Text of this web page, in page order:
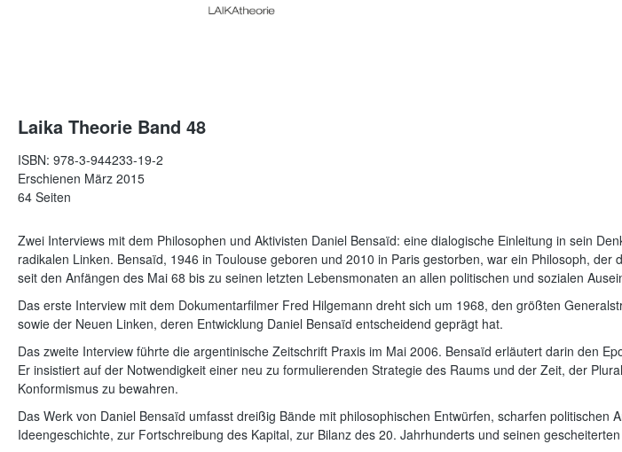
Laika Theorie Band 48
ISBN: 978-3-944233-19-2
Erschienen März 2015
64 Seiten
Zwei Interviews mit dem Philosophen und Aktivisten Daniel Bensaïd: eine dialogische Einleitung in sein
radikalen Linken. Bensaïd, 1946 in Toulouse geboren und 2010 in Paris gestorben, war ein Philosoph,
seit den Anfängen des Mai 68 bis zu seinen letzten Lebensmonaten an allen politischen und sozialen
Das erste Interview mit dem Dokumentarfilmer Fred Hilgemann dreht sich um 1968, den größten
sowie der Neuen Linken, deren Entwicklung Daniel Bensaïd entscheidend geprägt hat.
Das zweite Interview führte die argentinische Zeitschrift Praxis im Mai 2006. Bensaïd erläutert darin den
Er insistiert auf der Notwendigkeit einer neu zu formulierenden Strategie des Raums und der Zeit, der
Konformismus zu bewahren.
Das Werk von Daniel Bensaïd umfasst dreißig Bände mit philosophischen Entwürfen, scharfen
Ideengeschichte, zur Fortschreibung des Kapital, zur Bilanz des 20. Jahrhunderts und seinen